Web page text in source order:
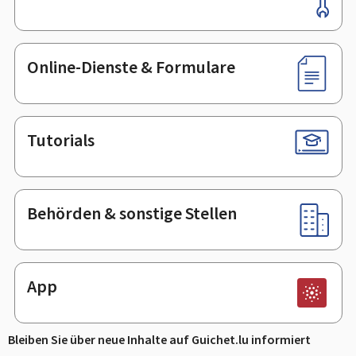
Online-Dienste & Formulare
Tutorials
Behörden & sonstige Stellen
App
Bleiben Sie über neue Inhalte auf Guichet.lu informiert